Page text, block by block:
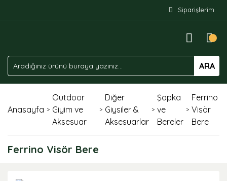
Siparişlerim
ARA
Anasayfa
Outdoor
Giyim ve
Aksesuar
Diğer
Giysiler &
Aksesuarlar
Şapka
ve
Bereler
Ferrino
Visör
Bere
Ferrino Visör Bere